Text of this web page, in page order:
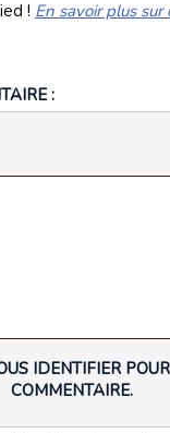
! En savoir plus sur
:
IDENTIFIER
COMMENTAIRE.